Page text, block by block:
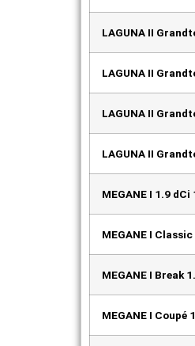
LAGUNA II
LAGUNA II
LAGUNA II
LAGUNA II
MEGANE I 1.9 dCi
MEGANE I
MEGANE I Break
MEGANE I Coupé